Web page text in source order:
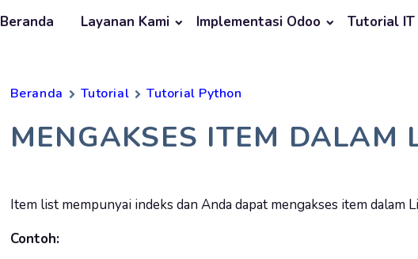
Beranda Layanan Kami Implementasi Odoo Tutorial IT
Beranda Tutorial Tutorial Python
MENGAKSES ITEM DALAM
Item list mempunyai indeks dan Anda dapat mengakses item dalam
Contoh: